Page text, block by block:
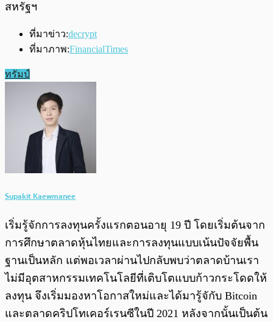
สหรัฐฯ
ที่มาข่าว:decrypt
ที่มาภาพ:FinancialTimes
ทรัมป์
Supakit Kaewmanee
เริ่มรู้จักการลงทุนครั้งแรกตอนอายุ 19 ปี โดยเริ่มต้นจาก
การศึกษาตลาดหุ้นไทยและการลงทุนแบบเน้นปัจจัยพื้น
ฐานเป็นหลัก แต่พอเวลาผ่านไปกลับพบว่าตลาดบ้านเรา
ไม่มีอุตสาหกรรมเทคโนโลยีที่เติบโตแบบก้าวกระโดดให้
ลงทุน จึงเริ่มมองหาโอกาสใหม่และได้มารู้จักับ Bitcoin
และตลาดคริปโทเคอร์เรนซีในปี 2021 หลังจากนั้นเป็นต้น